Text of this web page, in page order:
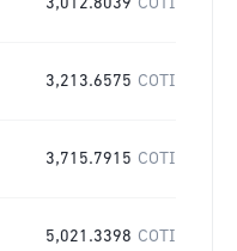
3,012.8039 COTI
3,213.6575 COTI
3,715.7915 COTI
5,021.3398 COTI